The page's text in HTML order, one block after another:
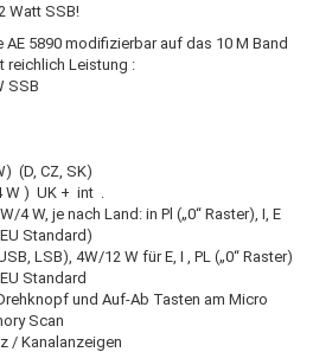
Watt SSB!
AE 5890 modifizierbar auf das 10 M Band
reichlich Leistung :
SSB
(D, CZ, SK)
) UK + int .
4 W, je nach Land: in Pl („0“ Raster), I, E
Standard)
LSB), 4W/12 W für E, I , PL („0“ Raster)
Standard
und Auf-Ab Tasten am Micro
Scan
/ Kanalanzeigen